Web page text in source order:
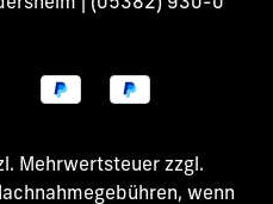
Mehrwertsteuer zzgl.
wenn